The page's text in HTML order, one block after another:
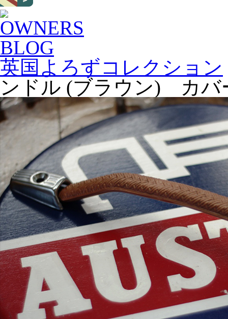
英国よろずコレクション
ンドル (ブラウン) カバ